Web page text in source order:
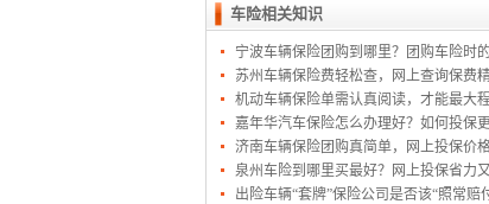
车险相关知识
宁波车辆保险团购到哪里？团购车险时
苏州车辆保险费轻松查，网上查询保费
机动车辆保险单需认真阅读，才能最大
嘉年华汽车保险怎么办理好？如何投保更
济南车辆保险团购真简单，网上投保价
泉州车险到哪里买最好？网上投保省力又
出险车辆“套牌”保险公司是否该“照常赔